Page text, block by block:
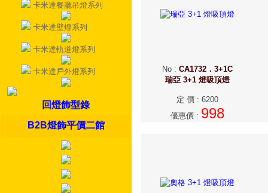
卡米達餐廳吊燈系列
卡米達壁燈系列
卡米達軌道燈系列
卡米達戶外燈系列
回燈飾型錄
B2B燈飾平價二館
No : CA1732．3+1C
瑞亞 3+1 燈吸頂燈
定 價 : 6200
優惠價 : 998